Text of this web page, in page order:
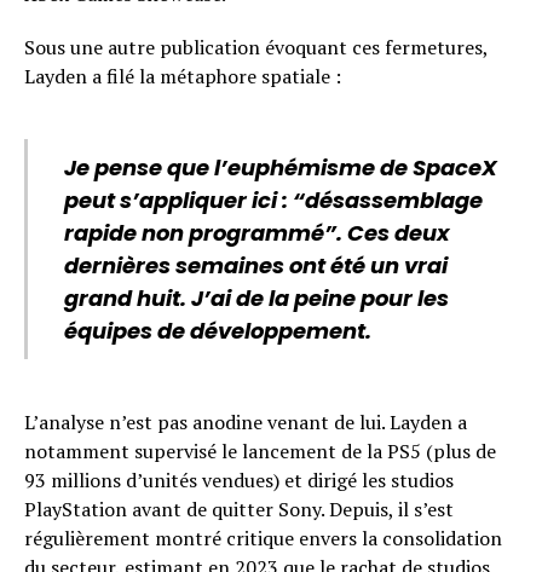
Sous une autre publication évoquant ces fermetures,
Layden a filé la métaphore spatiale :
Je pense que l’euphémisme de SpaceX
peut s’appliquer ici : “désassemblage
rapide non programmé”. Ces deux
dernières semaines ont été un vrai
grand huit. J’ai de la peine pour les
équipes de développement.
L’analyse n’est pas anodine venant de lui. Layden a
notamment supervisé le lancement de la PS5 (plus de
93 millions d’unités vendues) et dirigé les studios
PlayStation avant de quitter Sony. Depuis, il s’est
régulièrement montré critique envers la consolidation